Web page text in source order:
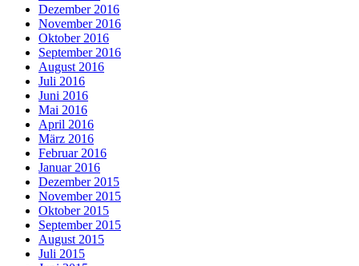
Dezember 2016
November 2016
Oktober 2016
September 2016
August 2016
Juli 2016
Juni 2016
Mai 2016
April 2016
März 2016
Februar 2016
Januar 2016
Dezember 2015
November 2015
Oktober 2015
September 2015
August 2015
Juli 2015